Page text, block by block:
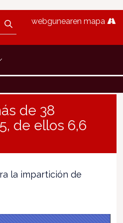
webgunearen mapa
de 38
de ellos 6,6
la impartición de